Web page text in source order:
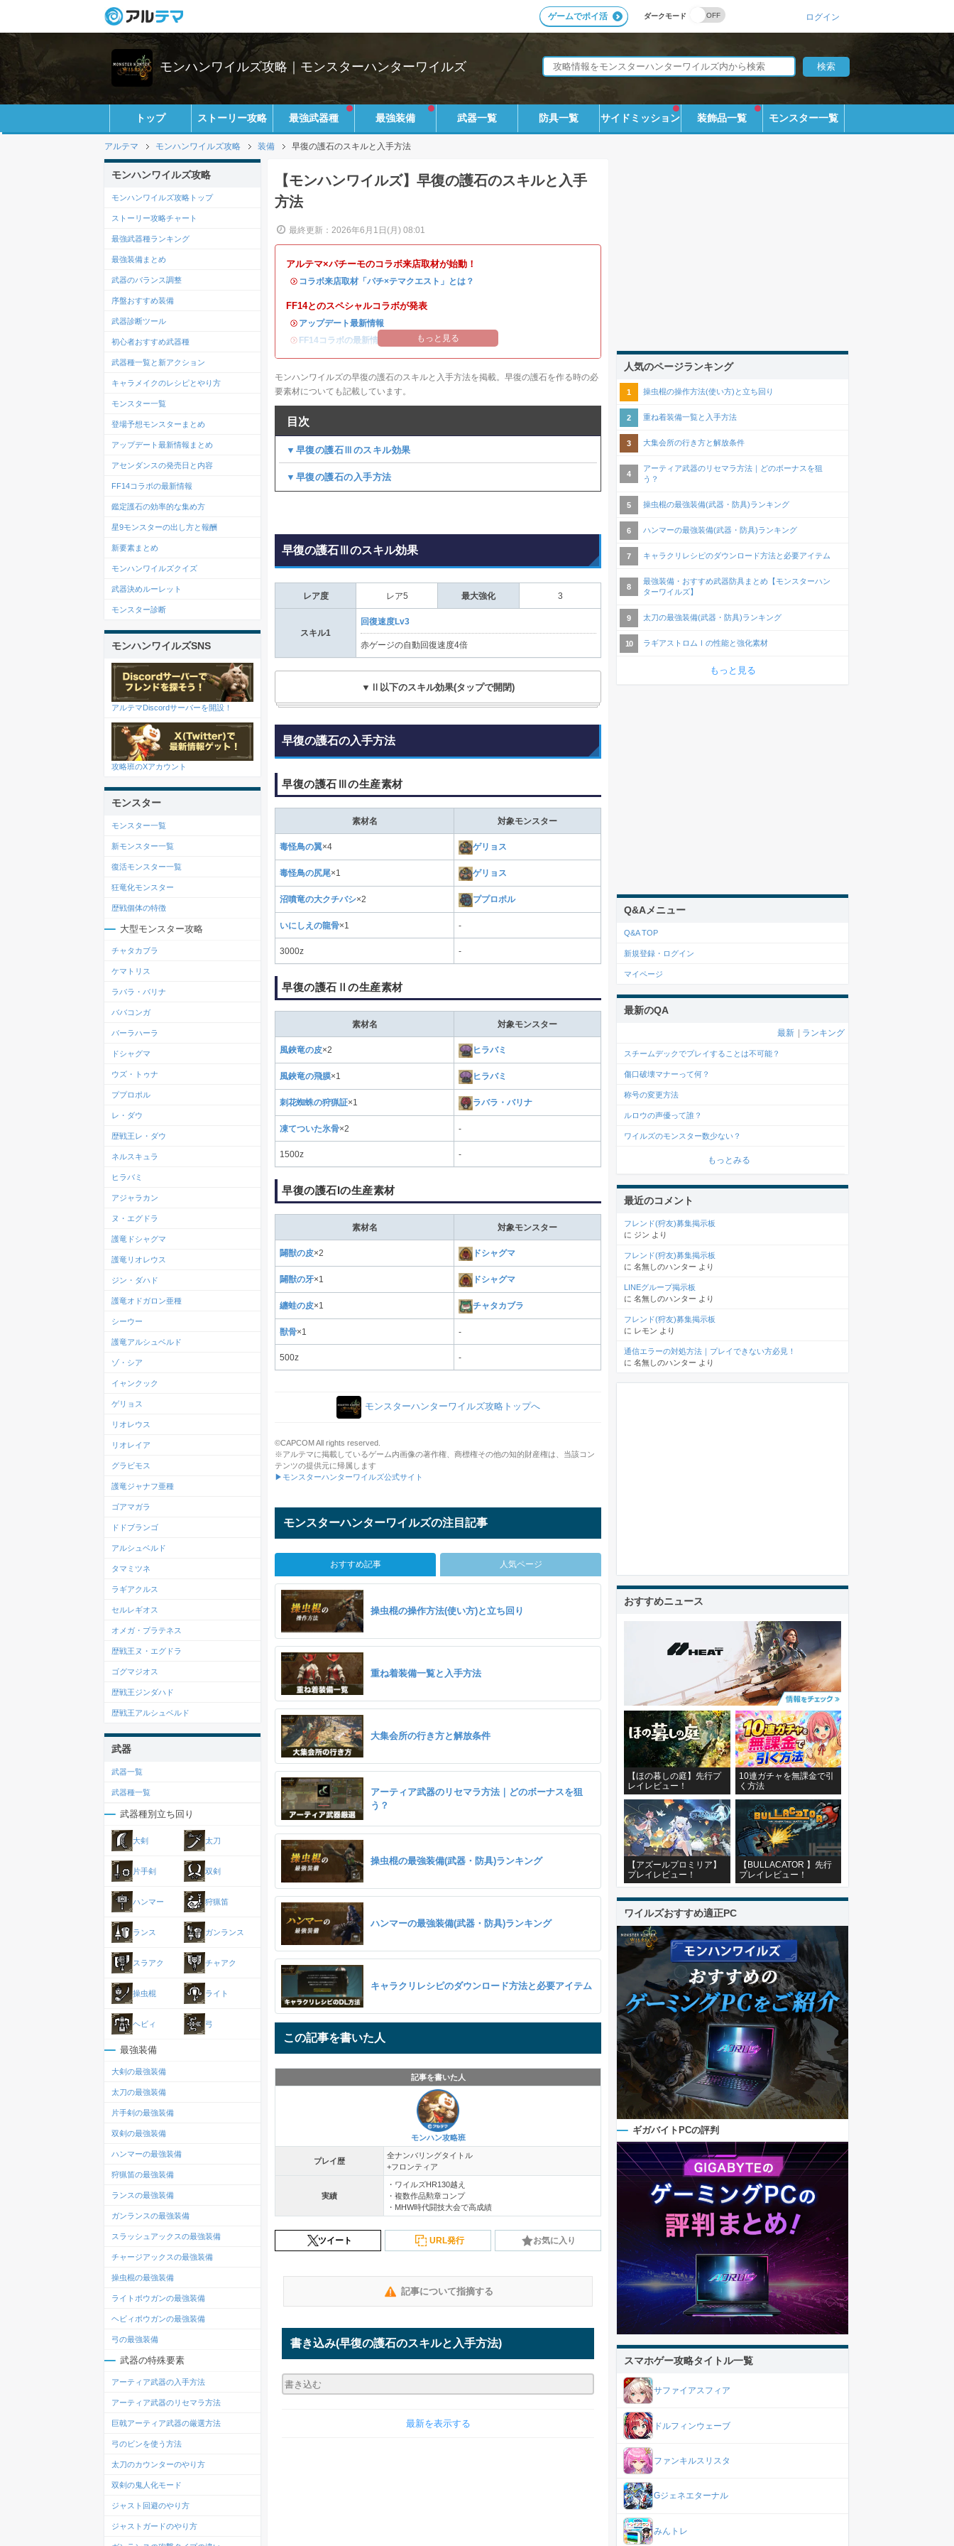
ダークモード
ゲームでポイ活 ログイン
モンハンワイルズ攻略｜モンスターハンターワイルズ
トップ ストーリー攻略 最強武器種 最強装備 武器一覧 防具一覧 サイドミッション 装飾品一覧 モンスター一覧
アルテマ モンハンワイルズ攻略 装備 早復の護石のスキルと入手方法
【モンハンワイルズ】早復の護石のスキルと入手
方法
最終更新：2026年6月1日(月) 08:01
アルテマ×パチーモのコラボ来店取材が始動！
・ コラボ来店取材「パチ×テマクエスト」とは？
FF14とのスペシャルコラボが発表
・ アップデート最新情報
・ FF14コラボの最新情報 オメガ・プラネテス攻略
もっと見る
モンハンワイルズの早復の護石のスキルと入手方法を掲載。早復の護石を作る時の必
要素材についても記載しています。
目次
▼早復の護石Ⅲのスキル効果
▼早復の護石の入手方法
早復の護石Ⅲのスキル効果
レア度 レア5 最大強化 3
スキル1
回復速度Lv3
赤ゲージの自動回復速度4倍
▼Ⅱ以下のスキル効果(タップで開閉)
早復の護石の入手方法
早復の護石Ⅲの生産素材
素材名 対象モンスター
毒怪鳥の翼×4 ゲリョス
毒怪鳥の尻尾×1 ゲリョス
沼噴竜の大クチバシ×2 ププロポル
いにしえの龍骨×1 -
3000z -
早復の護石Ⅱの生産素材
素材名 対象モンスター
風鋏竜の皮×2 ヒラバミ
風鋏竜の飛膜×1 ヒラバミ
刺花蜘蛛の狩猟証×1 ラバラ・バリナ
凍てついた氷骨×2 -
1500z -
早復の護石Iの生産素材
素材名 対象モンスター
闢獣の皮×2 ドシャグマ
闢獣の牙×1 ドシャグマ
纏蛙の皮×1 チャタカブラ
獣骨×1 -
500z -
モンスターハンターワイルズ攻略トップへ
©CAPCOM All rights reserved.
※アルテマに掲載しているゲーム内画像の著作権、商標権その他の知的財産権は、当該コン
テンツの提供元に帰属します
▶モンスターハンターワイルズ公式サイト
モンスターハンターワイルズの注目記事
おすすめ記事 人気ページ
操虫棍の操作方法(使い方)と立ち回り
重ね着装備一覧と入手方法
大集会所の行き方と解放条件
アーティア武器のリセマラ方法｜どのボーナスを狙
う？
操虫棍の最強装備(武器・防具)ランキング
ハンマーの最強装備(武器・防具)ランキング
キャラクリレシピのダウンロード方法と必要アイテム
この記事を書いた人
記事を書いた人
モンハン攻略班
プレイ歴
全ナンバリングタイトル
+フロンティア
実績
・ワイルズHR130越え
・複数作品勲章コンプ
・MHW時代闘技大会で高成績
ツイート URL発行 お気に入り
記事について指摘する
書き込み(早復の護石のスキルと入手方法)
最新を表示する
モンハンワイルズ攻略
モンハンワイルズ攻略トップ
ストーリー攻略チャート
最強武器種ランキング
最強装備まとめ
武器のバランス調整
序盤おすすめ装備
武器診断ツール
初心者おすすめ武器種
武器種一覧と新アクション
キャラメイクのレシピとやり方
モンスター一覧
登場予想モンスターまとめ
アップデート最新情報まとめ
アセンダンスの発売日と内容
FF14コラボの最新情報
鑑定護石の効率的な集め方
星9モンスターの出し方と報酬
新要素まとめ
モンハンワイルズクイズ
武器決めルーレット
モンスター診断
モンハンワイルズSNS
アルテマDiscordサーバーを開設！
攻略班のXアカウント
モンスター
モンスター一覧
新モンスター一覧
復活モンスター一覧
狂竜化モンスター
歴戦個体の特徴
大型モンスター攻略
チャタカブラ
ケマトリス
ラバラ・バリナ
ババコンガ
バーラハーラ
ドシャグマ
ウズ・トゥナ
ププロポル
レ・ダウ
歴戦王レ・ダウ
ネルスキュラ
ヒラバミ
アジャラカン
ヌ・エグドラ
護竜ドシャグマ
護竜リオレウス
ジン・ダハド
護竜オドガロン亜種
シーウー
護竜アルシュベルド
ゾ・シア
イャンクック
ゲリョス
リオレウス
リオレイア
グラビモス
護竜ジャナフ亜種
ゴアマガラ
ドドブランゴ
アルシュベルド
タマミツネ
ラギアクルス
セルレギオス
オメガ・プラテネス
歴戦王ヌ・エグドラ
ゴグマジオス
歴戦王ジンダハド
歴戦王アルシュベルド
武器
武器一覧
武器種一覧
武器種別立ち回り
大剣 太刀
片手剣 双剣
ハンマー 狩猟笛
ランス ガンランス
スラアク チャアク
操虫棍 ライト
ヘビィ 弓
最強装備
大剣の最強装備
太刀の最強装備
片手剣の最強装備
双剣の最強装備
ハンマーの最強装備
狩猟笛の最強装備
ランスの最強装備
ガンランスの最強装備
スラッシュアックスの最強装備
チャージアックスの最強装備
操虫棍の最強装備
ライトボウガンの最強装備
ヘビィボウガンの最強装備
弓の最強装備
武器の特殊要素
アーティア武器の入手方法
アーティア武器のリセマラ方法
巨戟アーティア武器の厳選方法
弓のビンを使う方法
太刀のカウンターのやり方
双剣の鬼人化モード
ジャスト回避のやり方
ジャストガードのやり方
人気のページランキング
操虫棍の操作方法(使い方)と立ち回り
重ね着装備一覧と入手方法
大集会所の行き方と解放条件
アーティア武器のリセマラ方法｜どのボーナスを狙
う？
操虫棍の最強装備(武器・防具)ランキング
ハンマーの最強装備(武器・防具)ランキング
キャラクリレシピのダウンロード方法と必要アイテム
最強装備・おすすめ武器防具まとめ【モンスターハン
ターワイルズ】
太刀の最強装備(武器・防具)ランキング
ラギアストロムⅠの性能と強化素材
もっと見る
Q&Aメニュー
Q&A TOP
新規登録・ログイン
マイページ
最新のQA
最新 ランキング
スチームデックでプレイすることは不可能？
傷口破壊マナーって何？
称号の変更方法
ルロウの声優って誰？
ワイルズのモンスター数少ない？
もっとみる
最近のコメント
フレンド(狩友)募集掲示板
に ジン より
フレンド(狩友)募集掲示板
に 名無しのハンター より
LINEグループ掲示板
に 名無しのハンター より
フレンド(狩友)募集掲示板
に レモン より
通信エラーの対処方法｜プレイできない方必見！
に 名無しのハンター より
おすすめニュース
【ほの暮しの庭】先行プ
レイレビュー！
10連ガチャを無課金で引
く方法
【アズールプロミリア】
プレイレビュー！
【BULLACATOR 】先行
プレイレビュー！
ワイルズおすすめ適正PC
ギガバイトPCの評判
スマホゲー攻略タイトル一覧
サファイアスフィア
ドルフィンウェーブ
ファンキルスリスタ
Gジェネエターナル
みんトレ